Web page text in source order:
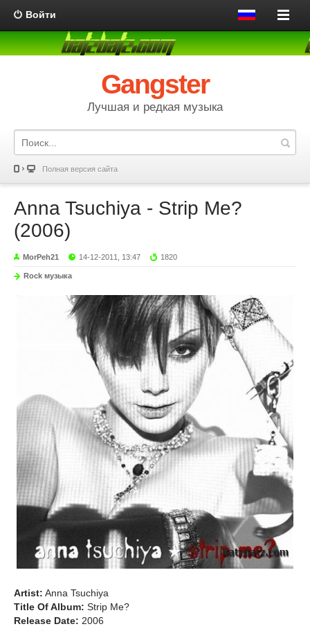
Войти
Gangster
Лучшая и редкая музыка
Полная версия сайта
Anna Tsuchiya - Strip Me?
(2006)
MorPeh21 14-12-2011, 13:47 1820
Rock музыка
Artist: Anna Tsuchiya
Title Of Album: Strip Me?
Release Date: 2006